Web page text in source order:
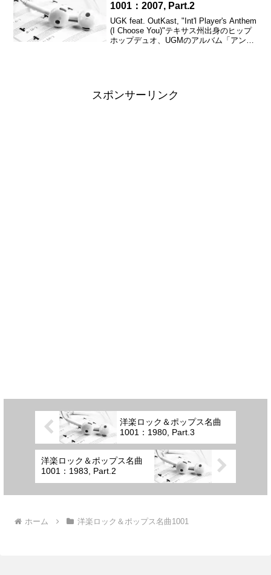
1001：2007, Part.2
UGK feat. OutKast, "Int'l Player's Anthem
(I Choose You)"テキサス州出身のヒップ
ホップデュオ、UGMのアルバム「アンダ
スポンサーリンク
洋楽ロック＆ポップス名曲
1001：1980, Part.3
洋楽ロック＆ポップス名曲
1001：1983, Part.2
ホーム 洋楽ロック＆ポップス名曲1001